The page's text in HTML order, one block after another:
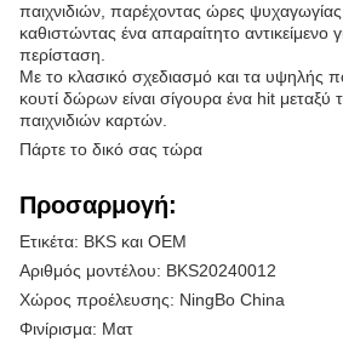
παιχνιδιών, παρέχοντας ώρες ψυχαγωγίας
καθιστώντας ένα απαραίτητο αντικείμενο
περίσταση.
Με το κλασικό σχεδιασμό και τα υψηλής
κουτί δώρων είναι σίγουρα ένα hit
παιχνιδιών καρτών.
Πάρτε το δικό σας τώρα
Προσαρμογή:
Ετικέτα: BKS και OEM
Αριθμός μοντέλου: BKS20240012
Χώρος προέλευσης: NingBo China
Φινίρισμα: Ματ